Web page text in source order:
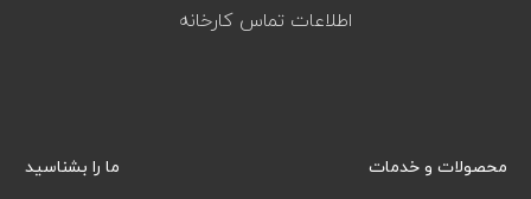
اطلاعات تماس کارخانه
محصولات و خدمات ما را بشناسید